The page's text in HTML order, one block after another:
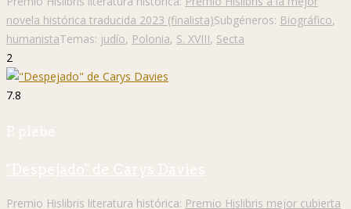
novela histórica traducida 2023 (finalista)Subgéneros: Biográfico,
humanistaTemas: judío, Polonia, S. XVIII, Secta
2
7.8
P. plebe
"Despejado" de Carys Davies
Premio Hislibris literatura histórica: Premio Hislibris mejor cubierta